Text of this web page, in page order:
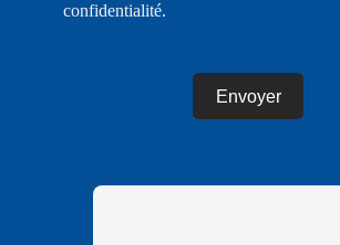
confidentialité.
Envoyer